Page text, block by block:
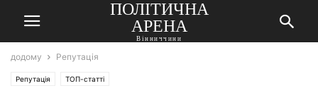
ПОЛІТИЧНА
АРЕНА
Вінниччини
додому Репутація
Репутація ТОП-статті